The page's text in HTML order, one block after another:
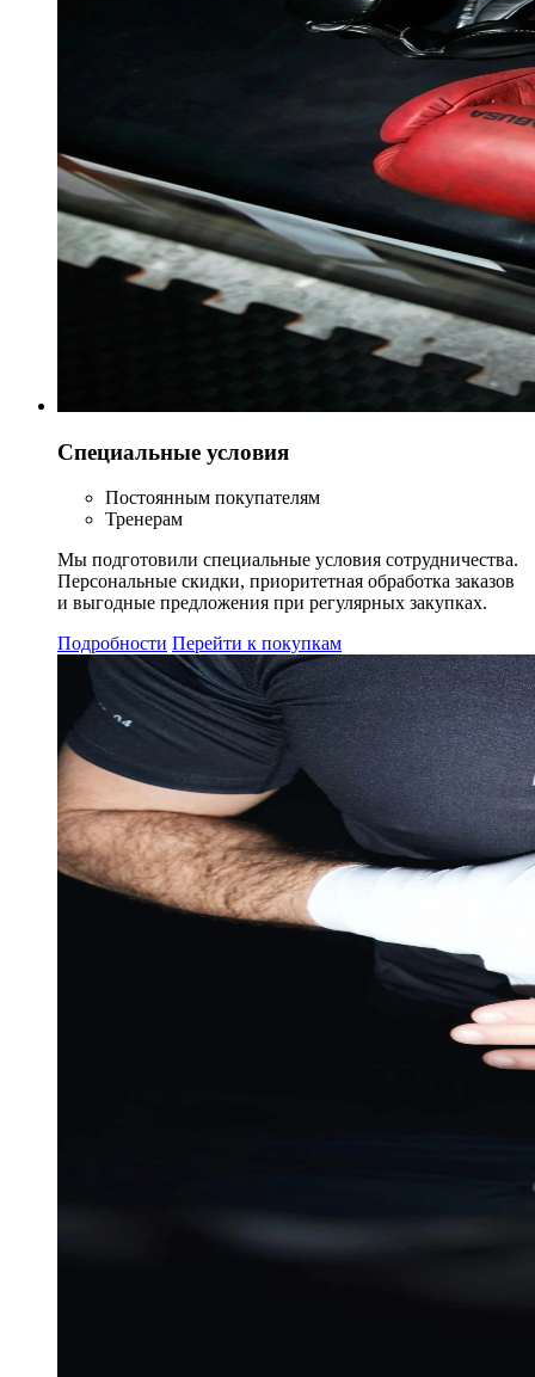
Специальные условия
Постоянным покупателям
Тренерам
Мы подготовили специальные условия сотрудничества.
Персональные скидки, приоритетная обработка заказов
и выгодные предложения при регулярных закупках.
Подробности Перейти к покупкам